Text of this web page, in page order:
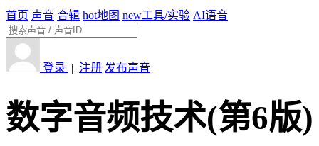
首页 声音 合辑 hot地图 new工具/实验 AI语音
登录 | 注册 发布声音
数字音频技术(第6版)